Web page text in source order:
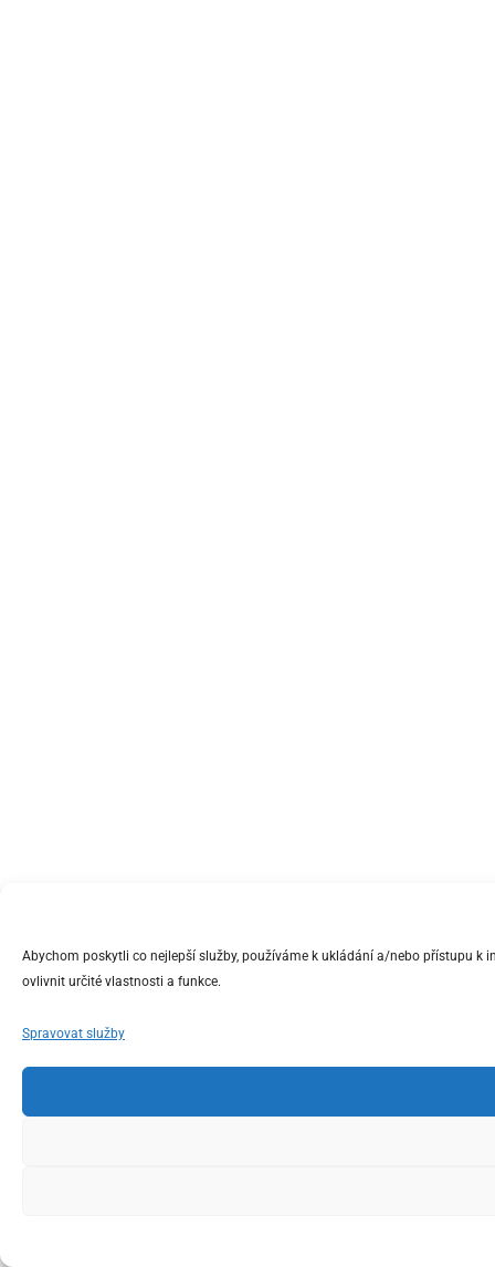
Abychom poskytli co nejlepší služby, používáme k ukládání a/nebo přístupu
ovlivnit určité vlastnosti a funkce.
Spravovat služby